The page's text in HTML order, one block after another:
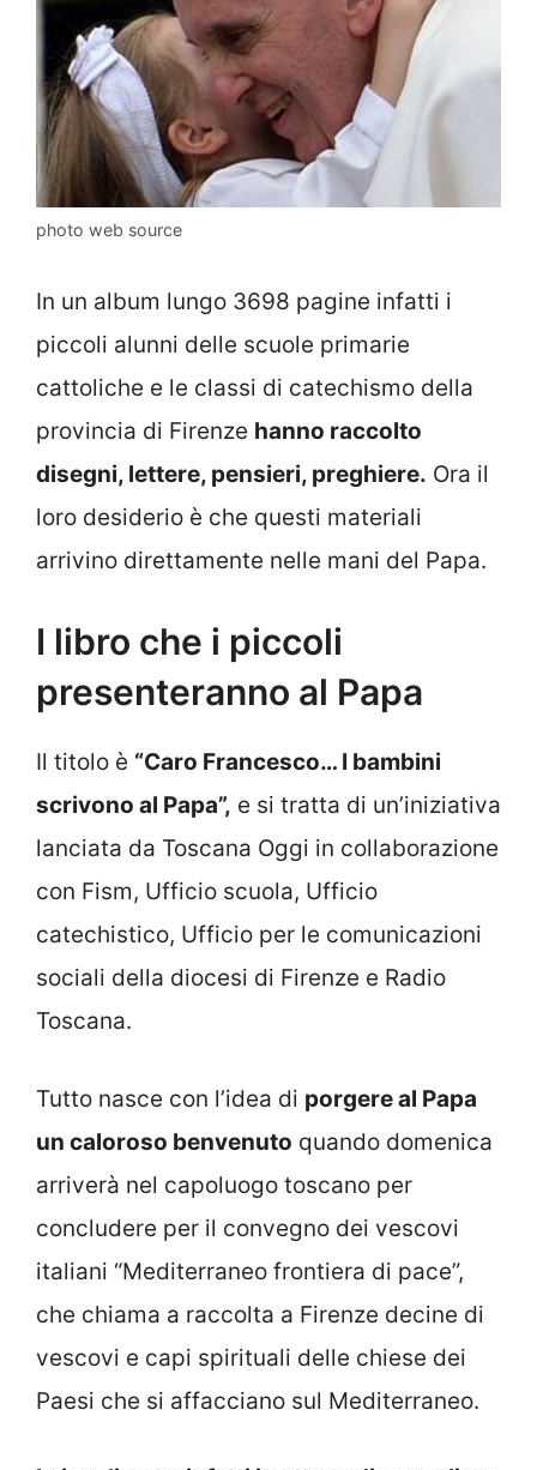
photo web source
In un album lungo 3698 pagine infatti i
piccoli alunni delle scuole primarie
cattoliche e le classi di catechismo della
provincia di Firenze hanno raccolto
disegni, lettere, pensieri, preghiere. Ora il
loro desiderio è che questi materiali
arrivino direttamente nelle mani del Papa.
I libro che i piccoli
presenteranno al Papa
Il titolo è “Caro Francesco… I bambini
scrivono al Papa”, e si tratta di un’iniziativa
lanciata da Toscana Oggi in collaborazione
con Fism, Ufficio scuola, Ufficio
catechistico, Ufficio per le comunicazioni
sociali della diocesi di Firenze e Radio
Toscana.
Tutto nasce con l’idea di porgere al Papa
un caloroso benvenuto quando domenica
arriverà nel capoluogo toscano per
concludere per il convegno dei vescovi
italiani “Mediterraneo frontiera di pace”,
che chiama a raccolta a Firenze decine di
vescovi e capi spirituali delle chiese dei
Paesi che si affacciano sul Mediterraneo.